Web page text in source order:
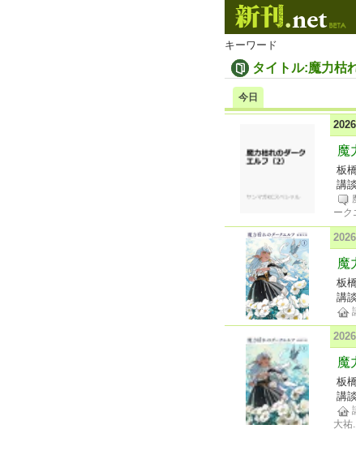
キーワード
タイトル:魔力枯
今日
魔
板
講
ーク
魔
板
講
魔
板
講
大祐